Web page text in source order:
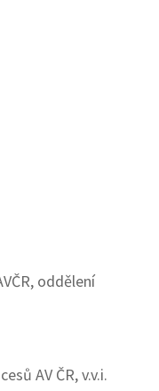
oddělení
AV ČR, v.v.i.